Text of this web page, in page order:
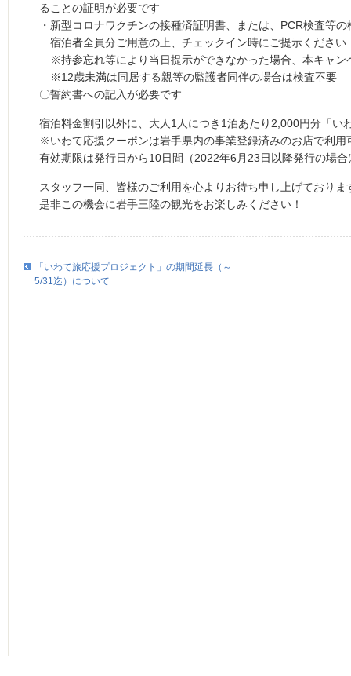
ることの証明が必要です
・新型コロナワクチンの接種済証明書、または、PCR検査等
宿泊者全員分ご用意の上、チェックイン時にご提示ください
※持参忘れ等により当日提示ができなかった場合、本キャン
※12歳未満は同居する親等の監護者同伴の場合は検査不要
〇誓約書への記入が必要です
宿泊料金割引以外に、大人1人につき1泊あたり2,000円分「い
※いわて応援クーポンは岩手県内の事業登録済みのお店で利用
有効期限は発行日から10日間（2022年6月23日以降発行の場
スタッフ一同、皆様のご利用を心よりお待ち申し上げておりま
是非この機会に岩手三陸の観光をお楽しみください！
「いわて旅応援プロジェクト」の期間延長（～
5/31迄）について